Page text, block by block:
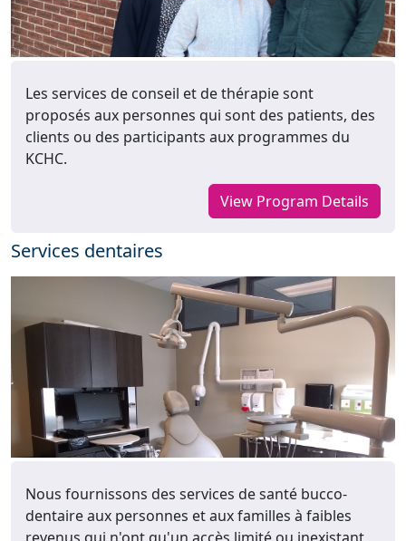
Les services de conseil et de thérapie sont
proposés aux personnes qui sont des patients, des
clients ou des participants aux programmes du
KCHC.
View Program Details
Services dentaires
Nous fournissons des services de santé bucco-
dentaire aux personnes et aux familles à faibles